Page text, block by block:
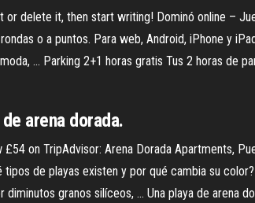
delete it, then start writing! Dominó online –
o a puntos. Para web, Android, iPhone y
... Parking 2+1 horas gratis Tus 2 horas de
arena dorada.
£54 on TripAdvisor: Arena Dorada Apartments,
tipos de playas existen y por qué cambia su
granos silíceos, ... Una playa de arena